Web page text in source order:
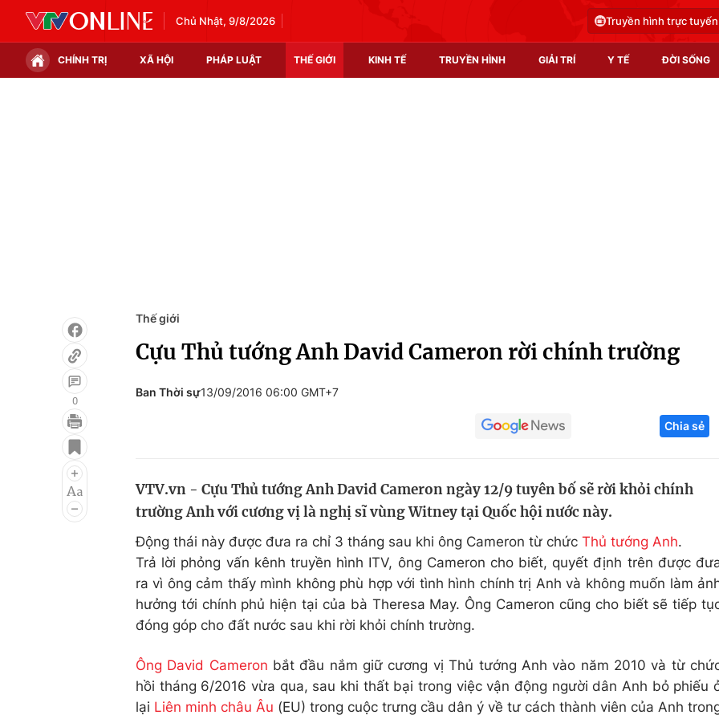
Chủ Nhật, 9/8/2026 Truyền hình trực tuyến
CHÍNH TRỊ XÃ HỘI PHÁP LUẬT THẾ GIỚI KINH TẾ TRUYỀN HÌNH GIẢI TRÍ Y TẾ ĐỜI SỐNG
Infographic
Điện ảnh
Âm nhạc
Làm đẹp
Học trực tuyến
Công nghệ
Sản phẩm
Tư vấn
0
Thế giới
Cựu Thủ tướng Anh David Cameron rời chính trường
Ban Thời sự13/09/2016 06:00 GMT+7
Chia sẻ
VTV.vn - Cựu Thủ tướng Anh David Cameron ngày 12/9 tuyên bố sẽ rời khỏi chính
trường Anh với cương vị là nghị sĩ vùng Witney tại Quốc hội nước này.
Động thái này được đưa ra chỉ 3 tháng sau khi ông Cameron từ chức Thủ tướng Anh.
Trả lời phỏng vấn kênh truyền hình ITV, ông Cameron cho biết, quyết định trên được
ra vì ông cảm thấy mình không phù hợp với tình hình chính trị Anh và không muốn làm
hưởng tới chính phủ hiện tại của bà Theresa May. Ông Cameron cũng cho biết sẽ tiếp
đóng góp cho đất nước sau khi rời khỏi chính trường.
Ông David Cameron bắt đầu nắm giữ cương vị Thủ tướng Anh vào năm 2010 và từ
hồi tháng 6/2016 vừa qua, sau khi thất bại trong việc vận động người dân Anh bỏ phiếu
lại Liên minh châu Âu (EU) trong cuộc trưng cầu dân ý về tư cách thành viên của Anh